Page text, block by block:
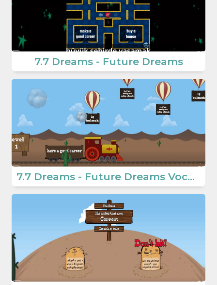
7.7 Dreams - Future Dreams
7.7 Dreams - Future Dreams Vocabulary